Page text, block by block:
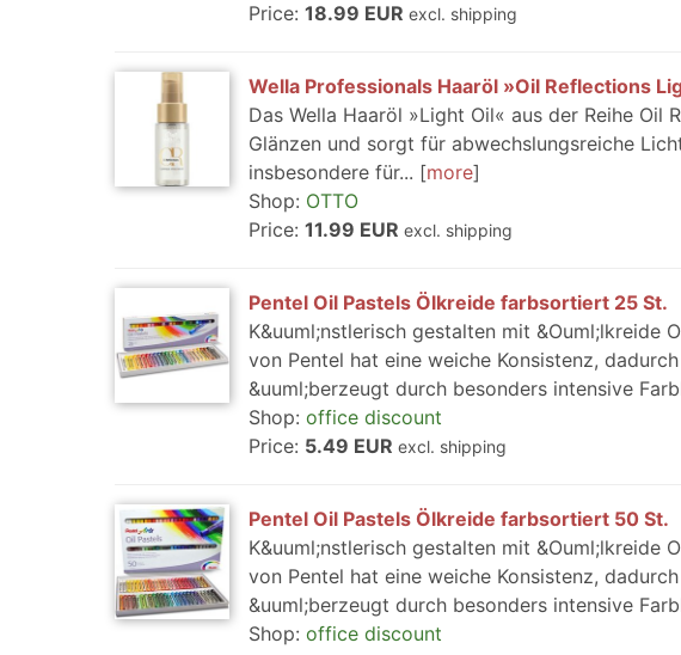
Price: 18.99 EUR excl. shipping
Wella Professionals Haaröl »Oil Reflections
Das Wella Haaröl »Light Oil« aus der Reihe
Glänzen und sorgt für abwechslungsreiche
insbesondere für...
more
Shop: OTTO
Price: 11.99 EUR excl. shipping
Pentel Oil Pastels Ölkreide farbsortiert 25 St.
K&uuml;nstlerisch gestalten mit &Ouml;lkreide
von Pentel hat eine weiche Konsistenz,
&uuml;berzeugt durch besonders intensive
Shop: office discount
Price: 5.49 EUR excl. shipping
Pentel Oil Pastels Ölkreide farbsortiert 50 St.
K&uuml;nstlerisch gestalten mit &Ouml;lkreide
von Pentel hat eine weiche Konsistenz,
&uuml;berzeugt durch besonders intensive
Shop: office discount